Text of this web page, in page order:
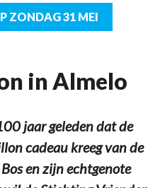
ZONDAG 31 MEI
in Almelo
jaar geleden dat de
cadeau kreeg van de
en zijn echtgenote